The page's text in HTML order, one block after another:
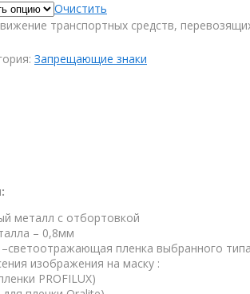
Очистить
транспортных средств,
Запрещающие знаки
металл с отбортовкой
– 0,8мм
–светоотражающая пленка выбранного
изображения на маску :
PROFILUX)